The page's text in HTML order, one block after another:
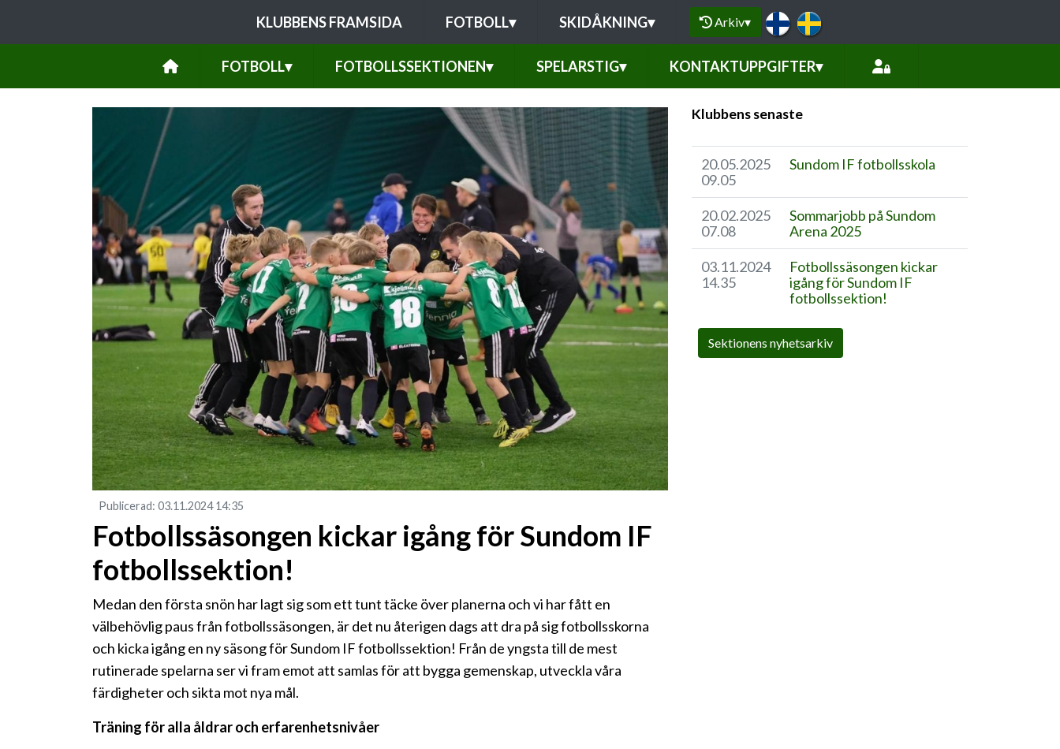
KLUBBENS FRAMSIDA FOTBOLL▾ SKIDÅKNING▾ Arkiv▾
FOTBOLL▾ FOTBOLLSSEKTIONEN▾ SPELARSTIG▾ KONTAKTUPPGIFTER▾
Publicerad: 03.11.2024 14:35
Fotbollssäsongen kickar igång för Sundom IF
fotbollssektion!
Medan den första snön har lagt sig som ett tunt täcke över planerna och vi har fått en
välbehövlig paus från fotbollssäsongen, är det nu återigen dags att dra på sig fotbollsskorna
och kicka igång en ny säsong för Sundom IF fotbollssektion! Från de yngsta till de mest
rutinerade spelarna ser vi fram emot att samlas för att bygga gemenskap, utveckla våra
färdigheter och sikta mot nya mål.
Träning för alla åldrar och erfarenhetsnivåer
Klubbens senaste
20.05.2025
09.05
Sundom IF fotbollsskola
20.02.2025
07.08
Sommarjobb på Sundom
Arena 2025
03.11.2024
14.35
Fotbollssäsongen kickar
igång för Sundom IF
fotbollssektion!
Sektionens nyhetsarkiv